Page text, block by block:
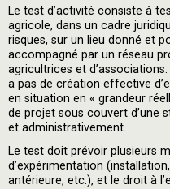
Le test d’activité consiste à
agricole, dans un cadre
risques, sur un lieu donné et
accompagné par un réseau
agricultrices et
a pas de création effective
en situation en « grandeur
de projet sous couvert d’une
et administrativement.
Le test doit prévoir plusieurs
d’expérimentation
antérieure, etc.), et le droit à